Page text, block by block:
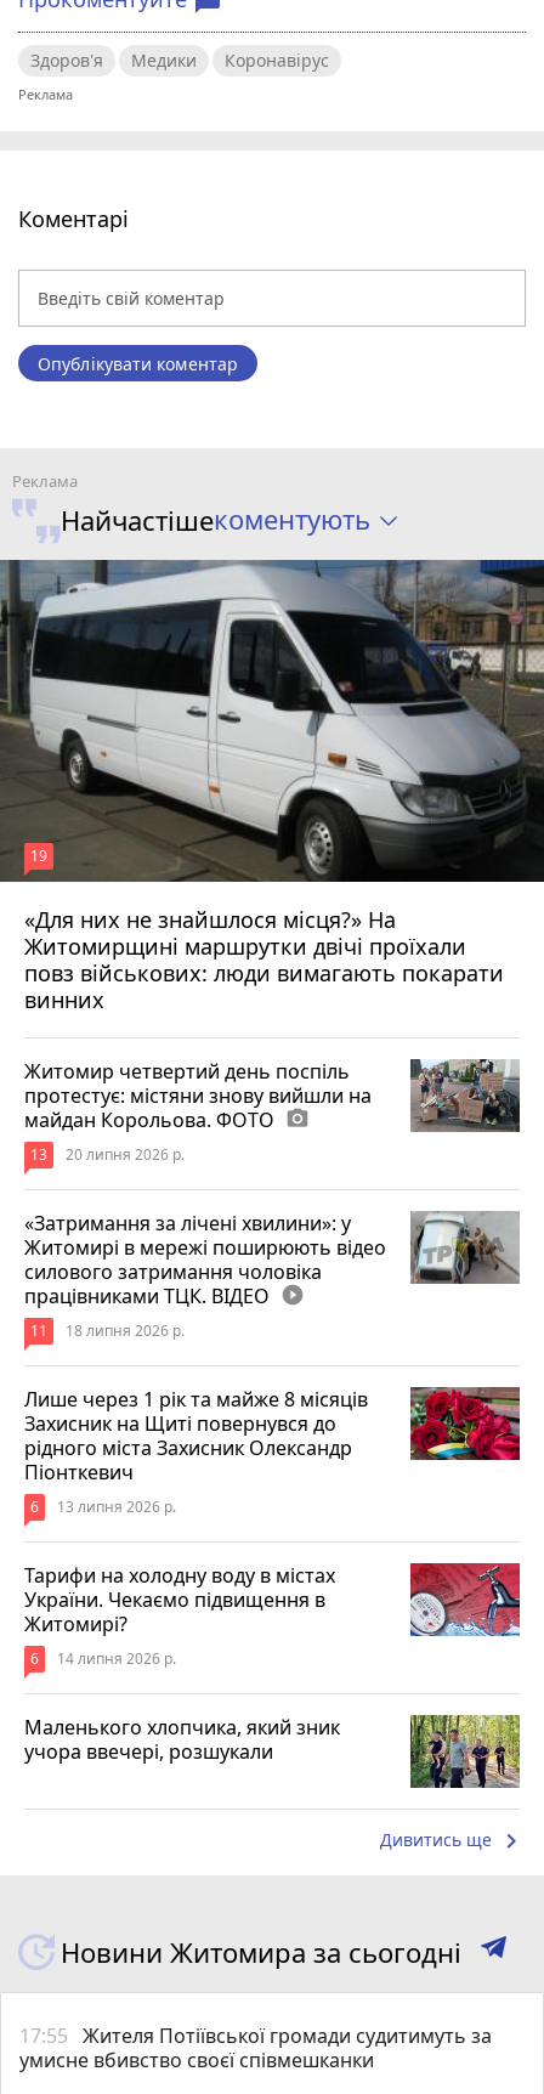
Здоров'я Медики Коронавірус
Коментарі
Опублікувати коментар
Найчастішекоментують
«Для них не знайшлося місця?» На
Житомирщині маршрутки двічі проїхали
повз військових: люди вимагають покарати
винних
19
17 липня 2026 р.
Житомир четвертий день поспіль
протестує: містяни знову вийшли на
майдан Корольова. ФОТО photo_camera
13 20 липня 2026 р.
«Затримання за лічені хвилини»: у
Житомирі в мережі поширюють відео
силового затримання чоловіка
працівниками ТЦК. ВІДЕО play_circle_filled
11 18 липня 2026 р.
Лише через 1 рік та майже 8 місяців
Захисник на Щиті повернувся до
рідного міста Захисник Олександр
Піонткевич
6 13 липня 2026 р.
Тарифи на холодну воду в містах
України. Чекаємо підвищення в
Житомирі?
6 14 липня 2026 р.
Маленького хлопчика, який зник
учора ввечері, розшукали
Дивитись ще keyboard_arrow_right
Новини Житомира за сьогодні
17:55 Жителя Потіївської громади судитимуть за
умисне вбивство своєї співмешканки